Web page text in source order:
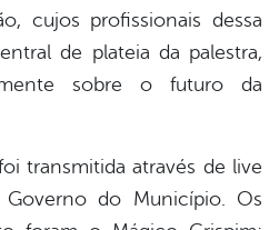
cujos profissionais dessa
de plateia da palestra,
sobre o futuro da
transmitida através de live
do Município. Os